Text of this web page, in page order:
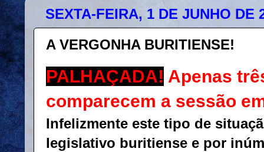
SEXTA-FEIRA, 1 DE JUNHO DE
A VERGONHA BURITIENSE!
PALHAÇADA! Apenas
comparecem a sessão
Infelizmente este tipo de
legislativo buritiense e por